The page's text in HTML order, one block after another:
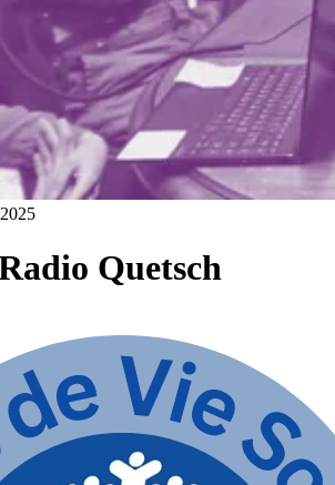
Quetsch